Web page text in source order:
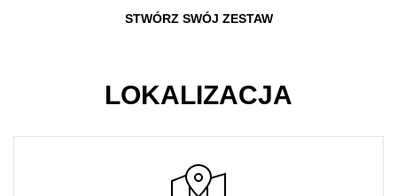
STWÓRZ SWÓJ ZESTAW
LOKALIZACJA